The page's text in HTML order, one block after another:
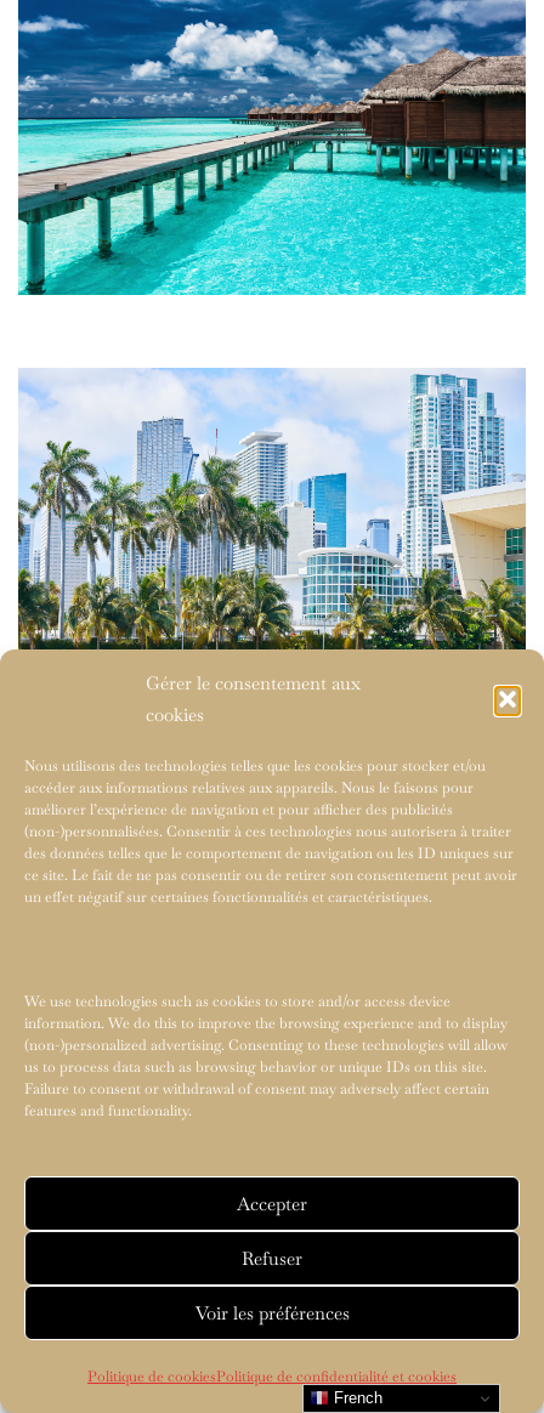
Gérer le consentement aux
cookies
Nous utilisons des technologies telles que les cookies pour stocker et/ou
accéder aux informations relatives aux appareils. Nous le faisons pour
améliorer l’expérience de navigation et pour afficher des publicités
(non-)personnalisées. Consentir à ces technologies nous autorisera à traiter
des données telles que le comportement de navigation ou les ID uniques sur
ce site. Le fait de ne pas consentir ou de retirer son consentement peut avoir
un effet négatif sur certaines fonctionnalités et caractéristiques.
We use technologies such as cookies to store and/or access device
information. We do this to improve the browsing experience and to display
(non-)personalized advertising. Consenting to these technologies will allow
us to process data such as browsing behavior or unique IDs on this site.
Failure to consent or withdrawal of consent may adversely affect certain
features and functionality.
Accepter
Refuser
Voir les préférences
Politique de cookiesPolitique de confidentialité et cookies
French